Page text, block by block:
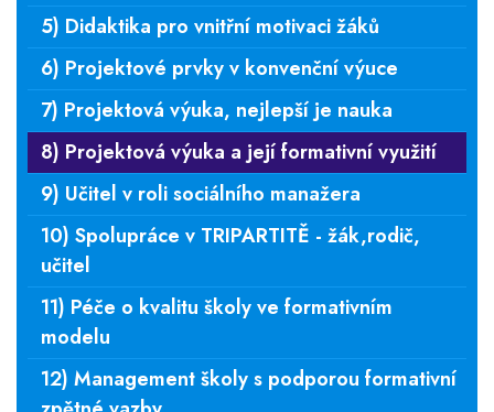
5) Didaktika pro vnitřní motivaci žáků
6) Projektové prvky v konvenční výuce
7) Projektová výuka, nejlepší je nauka
8) Projektová výuka a její formativní využití
9) Učitel v roli sociálního manažera
10) Spolupráce v TRIPARTITĚ - žák,rodič,
učitel
11) Péče o kvalitu školy ve formativním
modelu
12) Management školy s podporou formativní